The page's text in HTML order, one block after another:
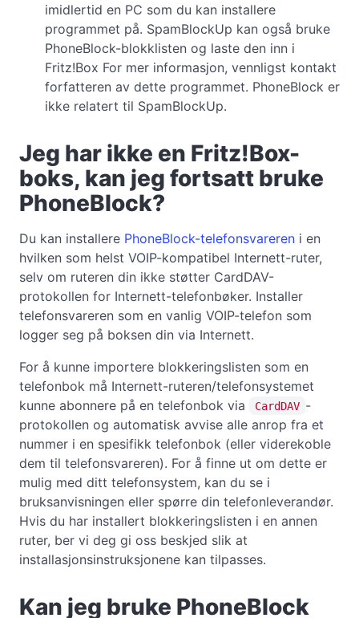
imidlertid en PC som du kan installere
programmet på. SpamBlockUp kan også bruke
PhoneBlock-blokklisten og laste den inn i
Fritz!Box For mer informasjon, vennligst kontakt
forfatteren av dette programmet. PhoneBlock er
ikke relatert til SpamBlockUp.
Jeg har ikke en Fritz!Box-
boks, kan jeg fortsatt bruke
PhoneBlock?
Du kan installere PhoneBlock-telefonsvareren i en
hvilken som helst VOIP-kompatibel Internett-ruter,
selv om ruteren din ikke støtter CardDAV-
protokollen for Internett-telefonbøker. Installer
telefonsvareren som en vanlig VOIP-telefon som
logger seg på boksen din via Internett.
For å kunne importere blokkeringslisten som en
telefonbok må Internett-ruteren/telefonsystemet
kunne abonnere på en telefonbok via
CardDAV -
protokollen og automatisk avvise alle anrop fra et
nummer i en spesifikk telefonbok (eller viderekoble
dem til telefonsvareren). For å finne ut om dette er
mulig med ditt telefonsystem, kan du se i
bruksanvisningen eller spørre din telefonleverandør.
Hvis du har installert blokkeringslisten i en annen
ruter, ber vi deg gi oss beskjed slik at
installasjonsinstruksjonene kan tilpasses.
Kan jeg bruke PhoneBlock